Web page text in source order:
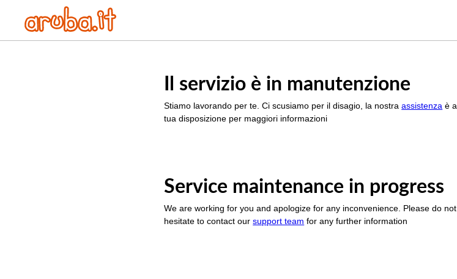
Il servizio è in manutenzione
Stiamo lavorando per te. Ci scusiamo per il disagio, la nostraassistenza è a
tua disposizione per maggiori informazioni
Service maintenance in progress
We are working for you and apologize for any inconvenience. Please do not
hesitate to contact oursupport team for any further information